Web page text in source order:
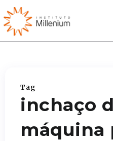
Tag
inchaço
máquina